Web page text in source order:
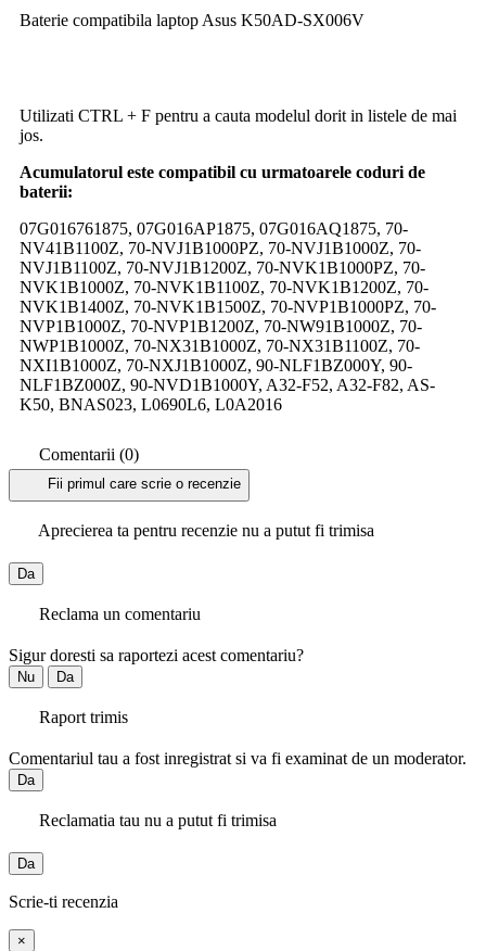
Baterie compatibila laptop Asus K50AD-SX006V
Utilizati CTRL + F pentru a cauta modelul dorit in listele de mai
jos.
Acumulatorul este compatibil cu urmatoarele coduri de
baterii:
07G016761875, 07G016AP1875, 07G016AQ1875, 70-
NV41B1100Z, 70-NVJ1B1000PZ, 70-NVJ1B1000Z, 70-
NVJ1B1100Z, 70-NVJ1B1200Z, 70-NVK1B1000PZ, 70-
NVK1B1000Z, 70-NVK1B1100Z, 70-NVK1B1200Z, 70-
NVK1B1400Z, 70-NVK1B1500Z, 70-NVP1B1000PZ, 70-
NVP1B1000Z, 70-NVP1B1200Z, 70-NW91B1000Z, 70-
NWP1B1000Z, 70-NX31B1000Z, 70-NX31B1100Z, 70-
NXI1B1000Z, 70-NXJ1B1000Z, 90-NLF1BZ000Y, 90-
NLF1BZ000Z, 90-NVD1B1000Y, A32-F52, A32-F82, AS-
K50, BNAS023, L0690L6, L0A2016
Comentarii (0)
Fii primul care scrie o recenzie
Aprecierea ta pentru recenzie nu a putut fi trimisa
Da
Reclama un comentariu
Sigur doresti sa raportezi acest comentariu?
Nu Da
Raport trimis
Comentariul tau a fost inregistrat si va fi examinat de un moderator.
Da
Reclamatia tau nu a putut fi trimisa
Da
Scrie-ti recenzia
×